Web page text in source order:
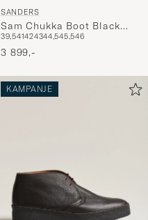
SANDERS
Sam Chukka Boot Black
Suede
39,541424344,545,546
3 899,-
KAMPANJE